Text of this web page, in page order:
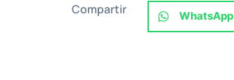
Compartir WhatsApp